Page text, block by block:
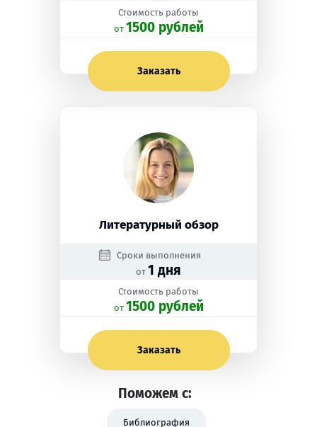
Стоимость работы
oт 1500 рублей
Заказать
Литературный обзор
Сроки выполнения
от 1 дня
Стоимость работы
oт 1500 рублей
Заказать
Поможем с:
Библиография